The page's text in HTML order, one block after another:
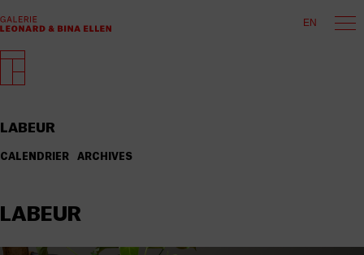
EN
LABEUR
CALENDRIER ARCHIVES
LABEUR